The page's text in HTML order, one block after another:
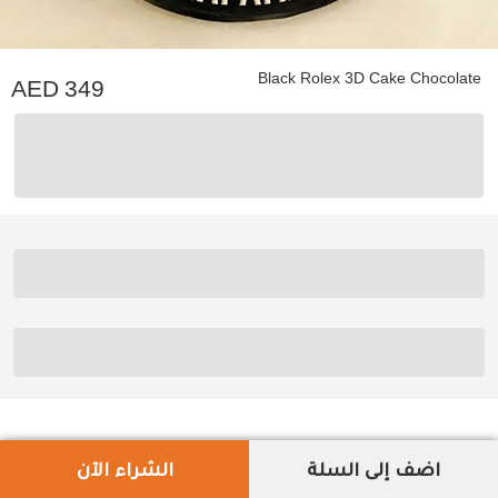
Black Rolex 3D Cake Chocolate
349
اضف إلى السلة الشراء الآن